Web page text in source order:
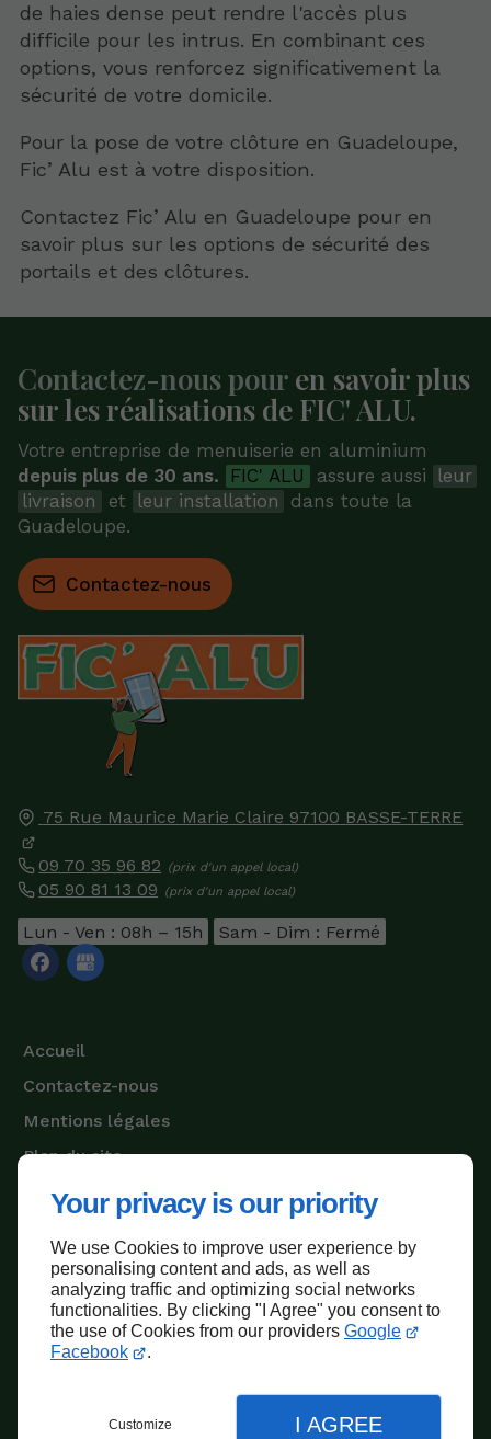
Your privacy is our priority
We use Cookies to improve user experience by
personalising content and ads, as well as
analyzing traffic and optimizing social networks
functionalities. By clicking "I Agree" you consent to
the use of Cookies from our providers Google
Facebook
.
Customize I AGREE
de haies dense peut rendre l'accès plus
difficile pour les intrus. En combinant ces
options, vous renforcez significativement la
sécurité de votre domicile.
Pour la pose de votre clôture en Guadeloupe,
Fic’ Alu est à votre disposition.
Contactez Fic’ Alu en Guadeloupe pour en
savoir plus sur les options de sécurité des
portails et des clôtures.
75 Rue Maurice Marie Claire 97100 BASSE-TERRE
09 70 35 96 82
05 90 81 13 09
Lun - Ven : 08h – 15h
Sam - Dim : Fermé
Accueil
Contactez-nous
Mentions légales
Plan du site
Contactez-nous pour en savoir plus
sur les réalisations de FIC' ALU.
Votre entreprise de menuiserie en aluminium
depuis plus de 30 ans.
FIC' ALU assure aussi
leur
livraison
et leur installation
dans toute la
Guadeloupe.
Contactez-nous
Haut de page